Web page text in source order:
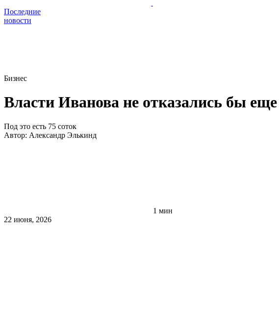
Последние
новости
Бизнес
Власти Иванова не отказались бы
Под это есть 75 соток
Автор: Александр Элькинд
1 мин
22 июня, 2026